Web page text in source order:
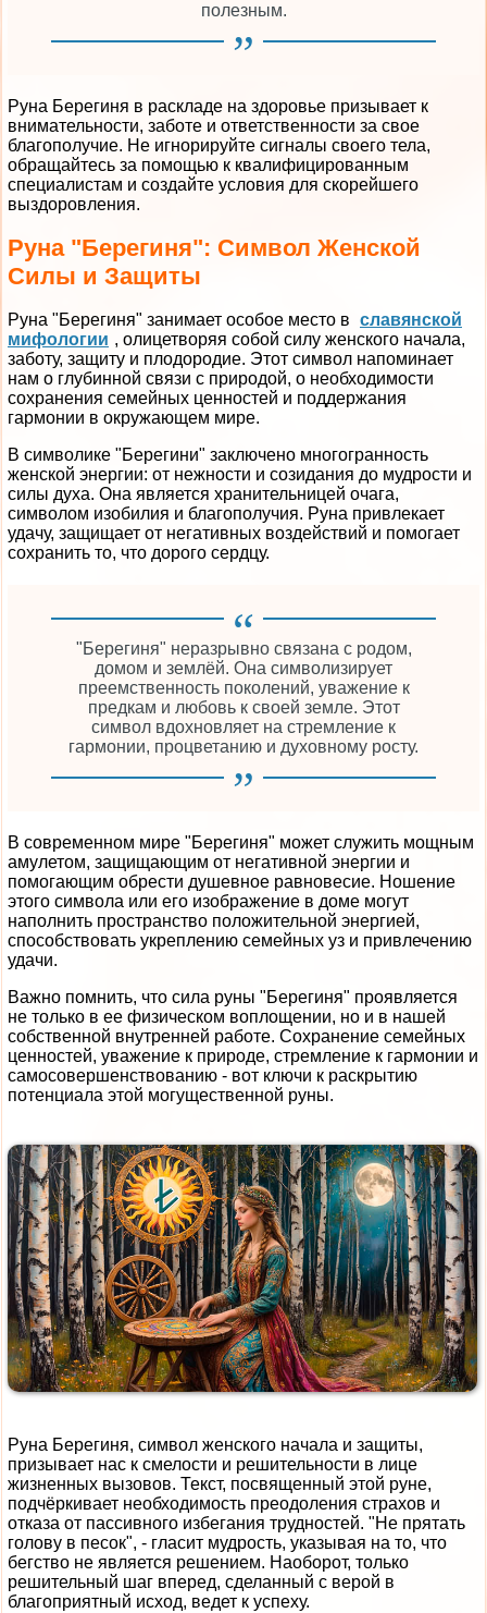
полезным.
Руна Берегиня в раскладе на здоровье призывает к
внимательности, заботе и ответственности за свое
благополучие. Не игнорируйте сигналы своего тела,
обращайтесь за помощью к квалифицированным
специалистам и создайте условия для скорейшего
выздоровления.
Руна "Берегиня": Символ Женской
Силы и Защиты
Руна "Берегиня" занимает особое место в славянской
мифологии , олицетворяя собой силу женского начала,
заботу, защиту и плодородие. Этот символ напоминает
нам о глубинной связи с природой, о необходимости
сохранения семейных ценностей и поддержания
гармонии в окружающем мире.
В символике "Берегини" заключено многогранность
женской энергии: от нежности и созидания до мудрости и
силы духа. Она является хранительницей очага,
символом изобилия и благополучия. Руна привлекает
удачу, защищает от негативных воздействий и помогает
сохранить то, что дорого сердцу.
"Берегиня" неразрывно связана с родом,
домом и землёй. Она символизирует
преемственность поколений, уважение к
предкам и любовь к своей земле. Этот
символ вдохновляет на стремление к
гармонии, процветанию и духовному росту.
В современном мире "Берегиня" может служить мощным
амулетом, защищающим от негативной энергии и
помогающим обрести душевное равновесие. Ношение
этого символа или его изображение в доме могут
наполнить пространство положительной энергией,
способствовать укреплению семейных уз и привлечению
удачи.
Важно помнить, что сила руны "Берегиня" проявляется
не только в ее физическом воплощении, но и в нашей
собственной внутренней работе. Сохранение семейных
ценностей, уважение к природе, стремление к гармонии и
самосовершенствованию - вот ключи к раскрытию
потенциала этой могущественной руны.
Руна Берегиня, символ женского начала и защиты,
призывает нас к смелости и решительности в лице
жизненных вызовов. Текст, посвященный этой руне,
подчёркивает необходимость преодоления страхов и
отказа от пассивного избегания трудностей. "Не прятать
голову в песок", - гласит мудрость, указывая на то, что
бегство не является решением. Наоборот, только
решительный шаг вперед, сделанный с верой в
благоприятный исход, ведет к успеху.